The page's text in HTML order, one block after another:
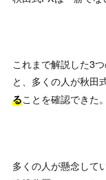
“FXだったら株式
これまで解説した3
と、多くの人が秋田
ることを確認できた。
多くの人が懸念して